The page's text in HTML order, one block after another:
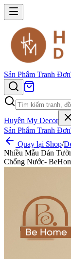
Sản Phẩm Tranh Đơn
Huyền My Decor
Sản Phẩm Tranh Đơn
Quay lại Shop/
Nhiều Mẫu Dán
Chống Nước-